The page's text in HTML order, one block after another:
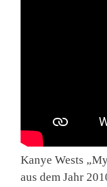
Kanye Wests
aus dem Jahr